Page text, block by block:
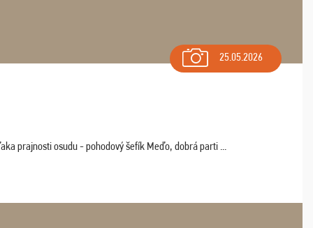
25.05.2026
prajnosti osudu - pohodový šefík Meďo, dobrá parti ...